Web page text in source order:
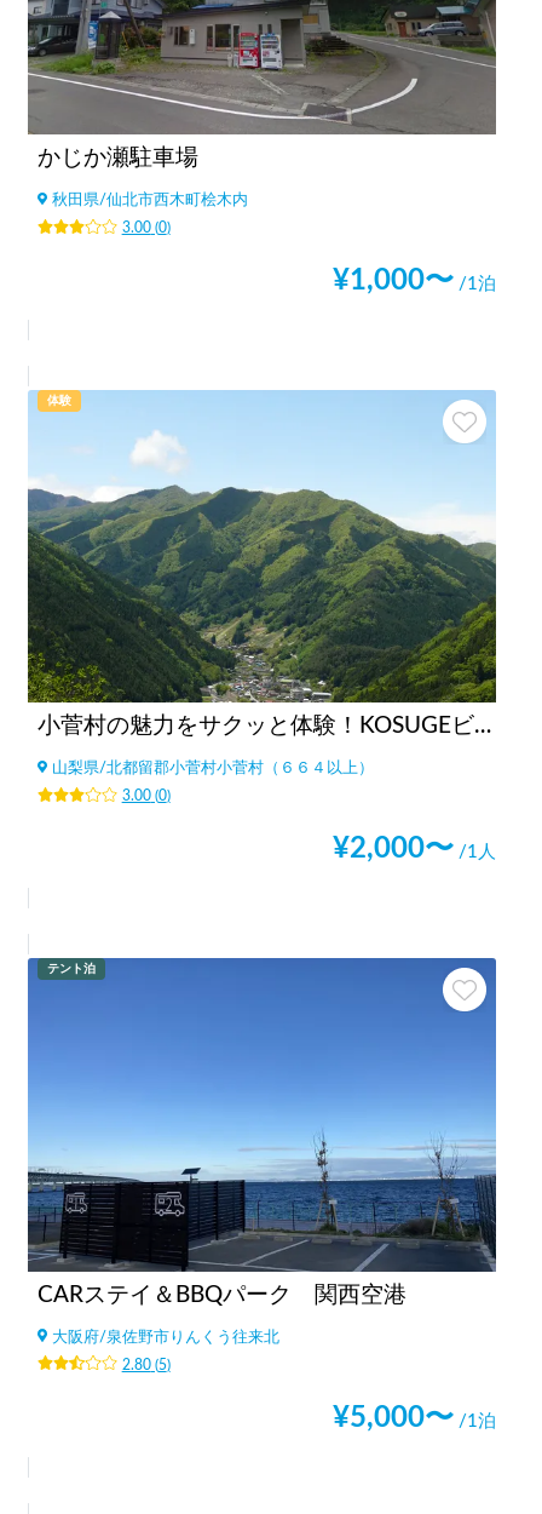
かじか瀬駐車場
秋田県/仙北市西木町桧木内
3.00(0)
¥1,000〜 /1泊
体験
小菅村の魅力をサクッと体験！KOSUGEビレッジツアー！
山梨県/北都留郡小菅村小菅村（６６４以上）
3.00(0)
¥2,000〜 /1人
テント泊
CARステイ＆BBQパーク 関西空港
大阪府/泉佐野市りんくう往来北
2.80(5)
¥5,000〜 /1泊